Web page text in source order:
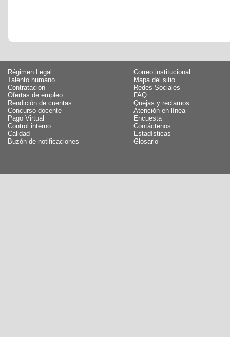
Régimen Legal
Talento humano
Contratación
Ofertas de empleo
Rendición de cuentas
Concurso docente
Pago Virtual
Control interno
Calidad
Buzón de notificaciones
Correo institucional
Mapa del sitio
Redes Sociales
FAQ
Quejas y reclamos
Atención en línea
Encuesta
Contáctenos
Estadísticas
Glosario